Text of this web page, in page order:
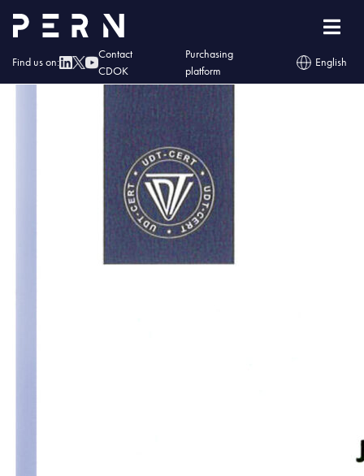
Find us on:
Contact
CDOK
Purchasing
platform
English
60309-16 Certyfikat2